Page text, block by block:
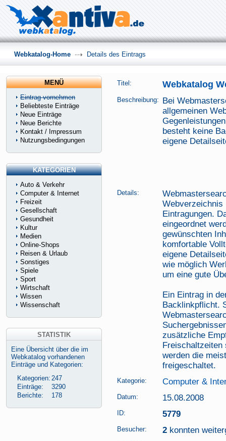
Titel: Webkatalog
Beschreibung: Bei
allgemeinen
besteht keine
eigene
Details:
Webverzeichnis
Eintragungen.
eingeordnet
gewünschten
komfortable
eigene
wie möglich
um eine gute
Ein Eintrag in
Backlinkpflicht.
zusätzliche
Freischaltzeiten
werden die
freigeschaltet.
Kategorie: Computer &
Datum: 15.08.2008
ID: 5779
Besucher: 2 konnten
Webkatalog-Home Details des Eintrags
MENÜ
Eintrag vornehmen
Beliebteste Einträge
Neue Einträge
Neue Berichte
Kontakt / Impressum
Nutzungsbedingungen
KATEGORIEN
Auto & Verkehr
Computer & Internet
Freizeit
Gesellschaft
Gesundheit
Kultur
Medien
Online-Shops
Reisen & Urlaub
Sonstiges
Spiele
Sport
Wirtschaft
Wissen
Wissenschaft
STATISTIK
Eine Übersicht über die im
Webkatalog vorhandenen
Einträge und Kategorien:
Kategorien: 247
Einträge:
3290
Berichte:
178